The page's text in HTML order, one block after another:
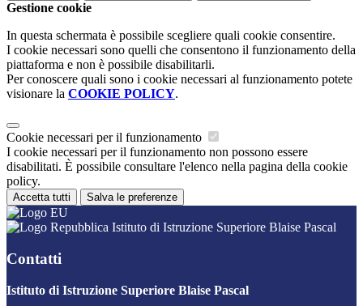
Gestione cookie
In questa schermata è possibile scegliere quali cookie consentire.
I cookie necessari sono quelli che consentono il funzionamento della
piattaforma e non è possibile disabilitarli.
Per conoscere quali sono i cookie necessari al funzionamento potete
visionare la COOKIE POLICY.
Cookie necessari per il funzionamento
I cookie necessari per il funzionamento non possono essere
disabilitati. È possibile consultare l'elenco nella pagina della cookie
policy.
Accetta tutti Salva le preferenze
Istituto di Istruzione Superiore Blaise Pascal
Contatti
Istituto di Istruzione Superiore Blaise Pascal